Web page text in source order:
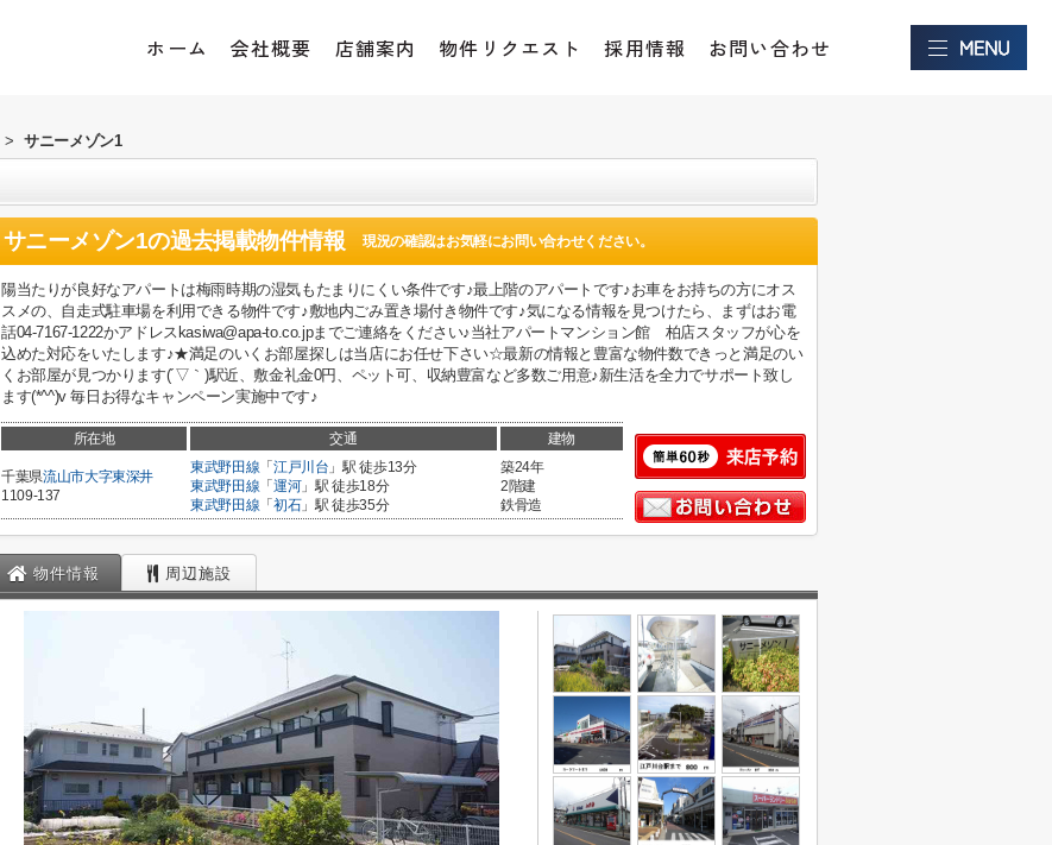
ホーム 会社概要 店舗案内 物件リクエスト 採用情報 お問い合わせ
> サニーメゾン1
サニーメゾン1の過去掲載物件情報 現況の確認はお気軽にお問い合わせください。
陽当たりが良好なアパートは梅雨時期の湿気もたまりにくい条件です♪最上階のアパートです♪お車をお持ちの方にオス
スメの、自走式駐車場を利用できる物件です♪敷地内ごみ置き場付き物件です♪気になる情報を見つけたら、まずはお電
話04-7167-1222かアドレスkasiwa@apa-to.co.jpまでご連絡をください♪当社アパートマンション館 柏店スタッフが心を
込めた対応をいたします♪★満足のいくお部屋探しは当店にお任せ下さい☆最新の情報と豊富な物件数できっと満足のい
くお部屋が見つかります(´▽｀)駅近、敷金礼金0円、ペット可、収納豊富など多数ご用意♪新生活を全力でサポート致し
ます(*^^)v 毎日お得なキャンペーン実施中です♪
所在地 交通 建物
千葉県流山市大字東深井
1109-137
東武野田線 「 江戸川台 」駅 徒歩13分
東武野田線 「 運河」駅 徒歩18分
東武野田線 「 初石」駅 徒歩35分
築24年
2階建
鉄骨造
物件情報 周辺施設